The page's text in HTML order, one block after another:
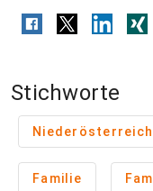
Stichworte
Niederösterreich
Familie